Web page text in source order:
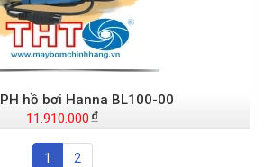
hồ bơi Hanna BL100-00
11.910.000
1 2